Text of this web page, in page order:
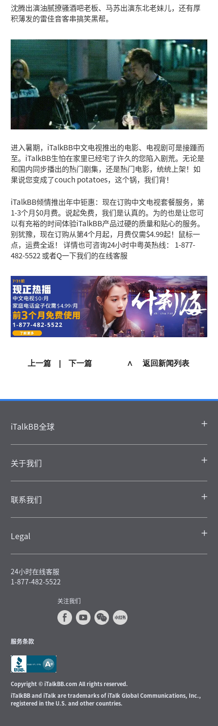
沈腾出演油腻撩骚酒吧老板、马苏出演东北老妹儿，还有厚
积薄发的雷佳音客串搞笑黑帮。
进入暑期，iTalkBB中文电视推出的电影、电视剧可是接踵而
至。iTalkBB生怕在家里已经宅了许久的您陷入剧荒。无论是
和国内同步播出的热门剧集，还是热门电影，统统上架！如
果说您变成了couch potatoes，这个锅，我们背！
iTalkBB倾情推出年中钜惠：现在订购中文电视套餐服务，第
1-3个月$0月费。说起免费，我们是认真的。为的也是让您可
以有充裕的时间体验iTalkBB产品过硬的质量和贴心的服务。
别犹豫，现在订购从第4个月起，月费仅需$4.99起！鼠标一
点，运费全返！ 详情也可咨询24小时中粤英热线： 1-877-
482-5522 或者Q一下我们的在线客服
上一篇 |下一篇 ∧ 返回新闻列表
iTalkBB全球
关于我们
联系我们
Legal
24小时在线客服
1-877-482-5522
关注我们
服务条款
Copyright © iTalkBB.com All rights reserved.
iTalkBB and iTalk are trademarks of iTalk Global Communications, Inc.,
registered in the U.S. and other countries.